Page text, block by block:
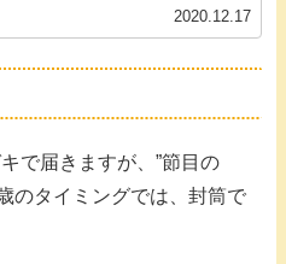
2020.12.17
で届きますが、”節目の
のタイミングでは、封筒で